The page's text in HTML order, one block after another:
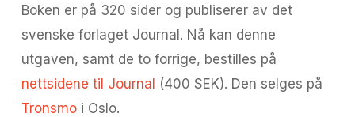
Boken er på 320 sider og publiserer av det
svenske forlaget Journal. Nå kan denne
utgaven, samt de to forrige, bestilles på
nettsidene til Journal (400 SEK). Den selges på
Tronsmoi Oslo.